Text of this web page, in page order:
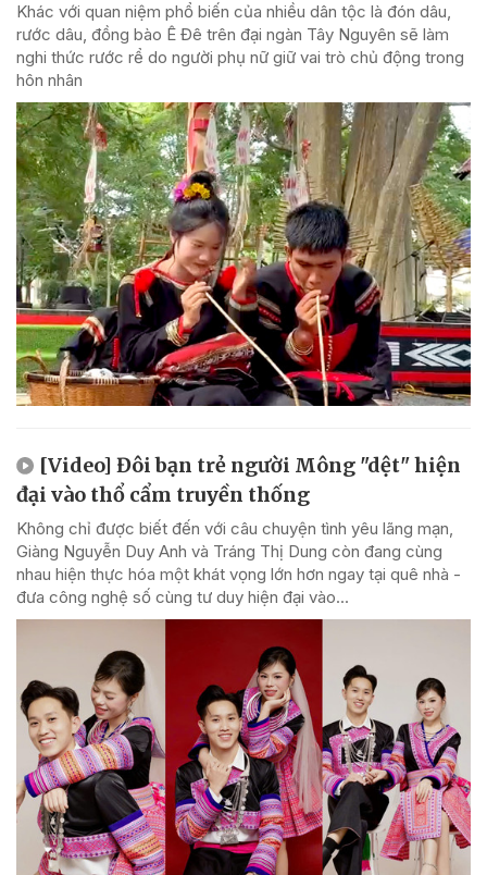
Khác với quan niệm phổ biến của nhiều dân tộc là đón dâu,
rước dâu, đồng bào Ê Đê trên đại ngàn Tây Nguyên sẽ làm
nghi thức rước rể do người phụ nữ giữ vai trò chủ động trong
hôn nhân
[Video] Đôi bạn trẻ người Mông "dệt" hiện
đại vào thổ cẩm truyền thống
Không chỉ được biết đến với câu chuyện tình yêu lãng mạn,
Giàng Nguyễn Duy Anh và Tráng Thị Dung còn đang cùng
nhau hiện thực hóa một khát vọng lớn hơn ngay tại quê nhà -
đưa công nghệ số cùng tư duy hiện đại vào...